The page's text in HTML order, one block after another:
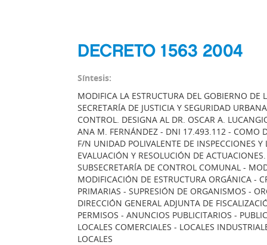
DECRETO 1563 2004
Síntesis:
MODIFICA LA ESTRUCTURA DEL GOBIERNO
SECRETARÍA DE JUSTICIA Y SEGURIDAD
CONTROL. DESIGNA AL DR. OSCAR A.
ANA M. FERNÁNDEZ - DNI 17.493.112 - COMO
F/N UNIDAD POLIVALENTE DE INSPECCIONES
EVALUACIÓN Y RESOLUCIÓN DE
SUBSECRETARÍA DE CONTROL COMUNAL -
MODIFICACIÓN DE ESTRUCTURA ORGÁNICA -
PRIMARIAS - SUPRESIÓN DE ORGANISMOS -
DIRECCIÓN GENERAL ADJUNTA DE
PERMISOS - ANUNCIOS PUBLICITARIOS -
LOCALES COMERCIALES - LOCALES
LOCALES